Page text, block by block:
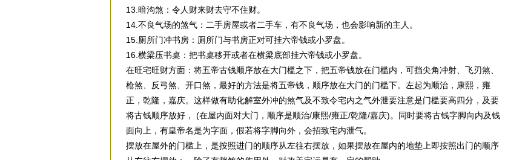
13.暗沟煞：令人财来财去守不住财。
14.不良气场的煞气：二手房屋或者二手车，有不良气场，也会影响新的主人。
15.厕所门冲书房：厕所门与书房正对可挂六帝钱或小罗盘。
16.横梁压书桌：把书桌移开或者在横梁底部挂六帝钱或小罗盘。
在旺宅旺财方面：将五帝古钱顺序放在大门槛之下，把五帝钱放在门槛内，可挡尖角冲射、飞刃煞、
枪煞、反弓煞、开口煞，最好的方法是将五帝钱，顺序放在大门的门槛下。左起为顺治，康熙，雍
正，乾隆，嘉庆。这样做有助化解室外冲的煞气及不致令宅内之气外泄要注意是门槛要高四分，及要
将古钱顺序放好， (在屋内面对大门，顺序是顺治/康熙/雍正/乾隆/嘉庆)。同时要将古钱字脚向内及钱
面向上，有皇帝名是为字面，假若将字脚向外，会招致宅内泄气。
摆放在屋外的门槛上，是按照进门的顺序从左往右摆放，如果摆放在屋内的地垫上即按照出门的顺序